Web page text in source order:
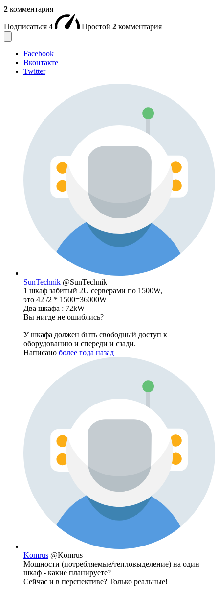
2 комментария
Подписаться 4 Простой 2 комментария
Facebook
Вконтакте
Twitter
SunTechnik @SunTechnik
1 шкаф забитый 2U серверами по 1500W,
это 42 /2 * 1500=36000W
Два шкафа : 72kW
Вы нигде не ошиблись?
У шкафа должен быть свободный доступ к
оборудованию и спереди и сзади.
Написано более года назад
Komrus @Komrus
Мощности (потребляемые/тепловыделение) на один
шкаф - какие планируете?
Сейчас и в перспективе? Только реальные!